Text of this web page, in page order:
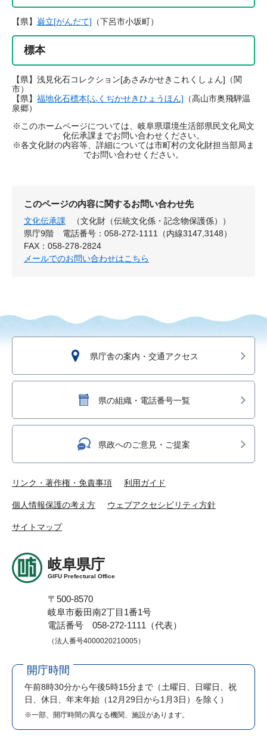
【県】 巌立[がんだて] （下呂市小坂町）
標本
【県】浅見化石コレクション[あさみかせきこれくしょん]（関
市）
【県】 福地化石標本[ふくぢかせきひょうほん] （高山市奥飛騨温
泉郷）
※このホームページについては、岐阜県環境生活部県民文化局文
化伝承課までお問い合わせください。
※各文化財の内容等、詳細については市町村の文化財担当部局ま
でお問い合わせください。
このページの内容に関するお問い合わせ先
文化伝承課
（文化財（伝統文化係・記念物保護係））
県庁9階
電話番号：058-272-1111（内線3147,3148）
FAX：058-278-2824
メールでのお問い合わせはこちら
県庁舎の案内・交通アクセス
県の組織・電話番号一覧
県政へのご意見・ご提案
リンク・著作権・免責事項 利用ガイド
個人情報保護の考え方 ウェブアクセシビリティ方針
サイトマップ
岐阜県庁
GIFU Prefectural Office
〒500-8570
岐阜市薮田南2丁目1番1号
電話番号 058-272-1111（代表）
（法人番号4000020210005）
開庁時間
午前8時30分から午後5時15分まで （土曜日、日曜日、祝
日、休日、年末年始（12月29日から1月3日）を除く）
※一部、開庁時間の異なる機関、施設があります。